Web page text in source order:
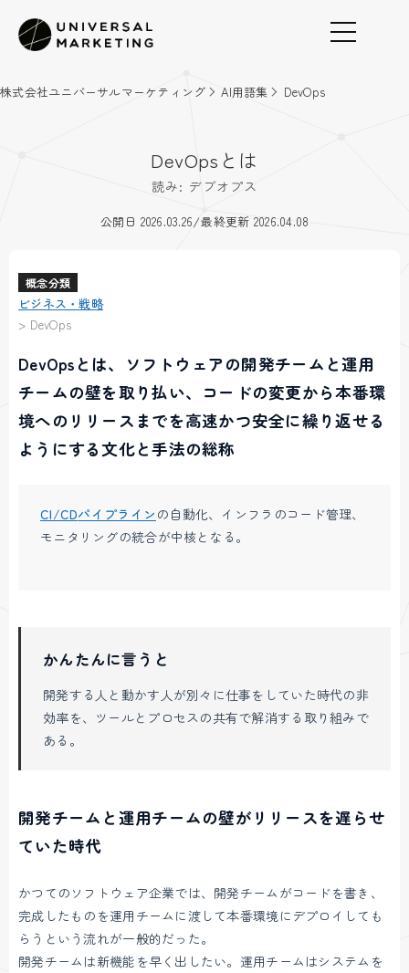
株式会社ユニバーサルマーケティング AI用語集 DevOps
DevOpsとは
読み: デブオプス
公開日 2026.03.26/最終更新 2026.04.08
概念分類
ビジネス・戦略
> DevOps
DevOpsとは、ソフトウェアの開発チームと運用
チームの壁を取り払い、コードの変更から本番環
境へのリリースまでを高速かつ安全に繰り返せる
ようにする文化と手法の総称
CI/CDパイプライン の自動化、インフラのコード管理、
モニタリングの統合が中核となる。
かんたんに言うと
開発する人と動かす人が別々に仕事をしていた時代の非
効率を、ツールとプロセスの共有で解消する取り組みで
ある。
開発チームと運用チームの壁がリリースを遅らせ
ていた時代
かつてのソフトウェア企業では、開発チームがコードを書き、
完成したものを運用チームに渡して本番環境にデプロイしても
らうという流れが一般的だった。
開発チームは新機能を早く出したい。運用チームはシステムを